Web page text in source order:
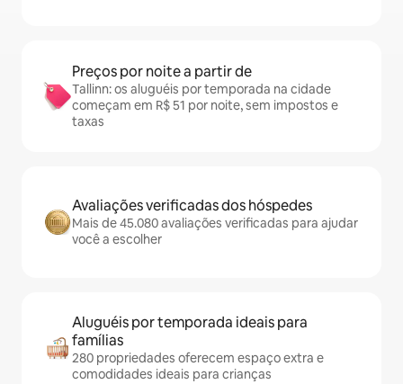
Preços por noite a partir de
Tallinn: os aluguéis por temporada na cidade
começam em R$ 51 por noite, sem impostos e
taxas
Avaliações verificadas dos hóspedes
Mais de 45.080 avaliações verificadas para ajudar
você a escolher
Aluguéis por temporada ideais para
famílias
280 propriedades oferecem espaço extra e
comodidades ideais para crianças